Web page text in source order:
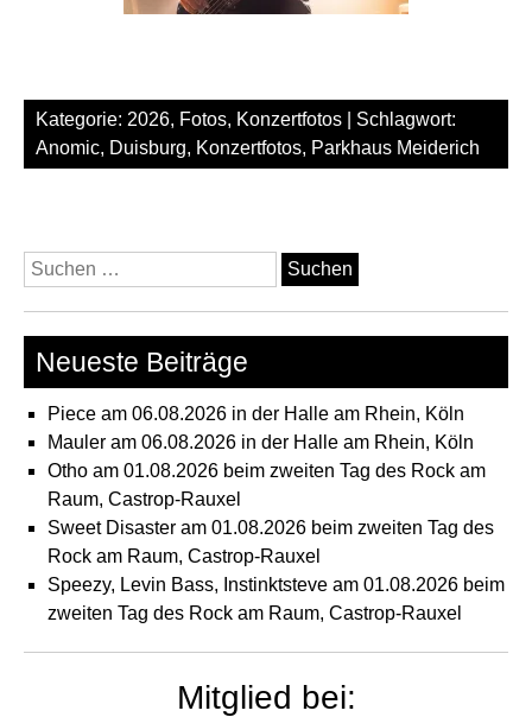
Kategorie: 2026, Fotos, Konzertfotos | Schlagwort:
Anomic, Duisburg, Konzertfotos, Parkhaus Meiderich
Suchen
nach:
Neueste Beiträge
Piece am 06.08.2026 in der Halle am Rhein, Köln
Mauler am 06.08.2026 in der Halle am Rhein, Köln
Otho am 01.08.2026 beim zweiten Tag des Rock am
Raum, Castrop-Rauxel
Sweet Disaster am 01.08.2026 beim zweiten Tag des
Rock am Raum, Castrop-Rauxel
Speezy, Levin Bass, Instinktsteve am 01.08.2026 beim
zweiten Tag des Rock am Raum, Castrop-Rauxel
Mitglied bei: